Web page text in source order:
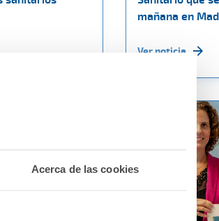
Acerca de las cookies
mañana en
Ver noticia